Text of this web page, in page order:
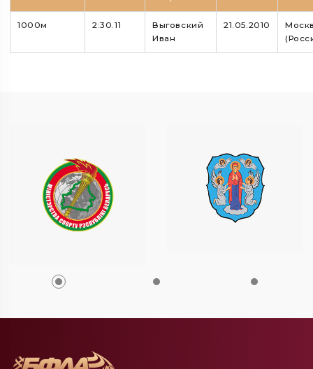
1000м 2:30.11
Выговский
Иван
21.05.2010